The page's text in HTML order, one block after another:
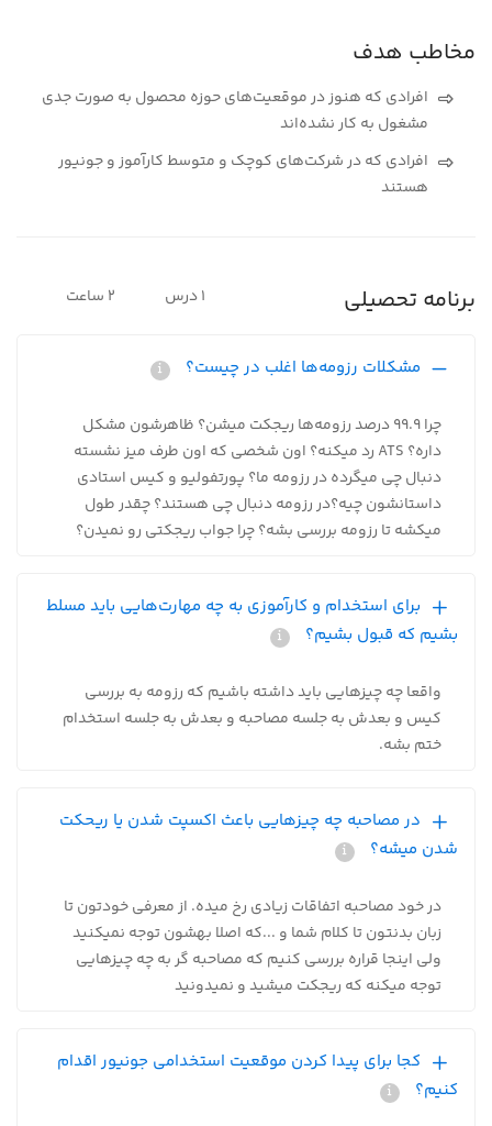
مخاطب هدف
افرادی که هنوز در موقعیت‌های حوزه محصول به صورت جدی
مشغول به کار نشده‌اند
افرادی که در شرکت‌های کوچک و متوسط کارآموز و جونیور
هستند
برنامه تحصیلی 1 درس 2 ساعت
مشکلات رزومه‌ها اغلب در چیست؟
چرا 99.9 درصد رزومه‌ها ریجکت میشن؟ ظاهرشون مشکل
داره؟ ATS رد میکنه؟ اون شخصی که اون طرف میز نشسته
دنبال چی میگرده در رزومه ما؟ پورتفولیو و کیس استادی
داستانشون چیه؟در رزومه دنبال چی هستند؟ چقدر طول
میکشه تا رزومه بررسی بشه؟ چرا جواب ریجکتی رو نمیدن؟
برای استخدام و کارآموزی به چه مهارت‌هایی باید مسلط
بشیم که قبول بشیم؟
واقعا چه چیزهایی باید داشته باشیم که رزومه به بررسی
کیس و بعدش به جلسه مصاحبه و بعدش به جلسه استخدام
ختم بشه.
در مصاحبه چه چیزهایی باعث اکسپت شدن یا ریحکت
شدن میشه؟
در خود مصاحبه اتفاقات زیادی رخ میده. از معرفی خودتون تا
زبان بدنتون تا کلام شما و ...که اصلا بهشون توجه نمیکنید
ولی اینجا قراره بررسی کنیم که مصاحبه گر به چه چیزهایی
توجه میکنه که ریجکت میشید و نمیدونید
کجا برای پیدا کردن موقعیت استخدامی جونیور اقدام
کنیم؟